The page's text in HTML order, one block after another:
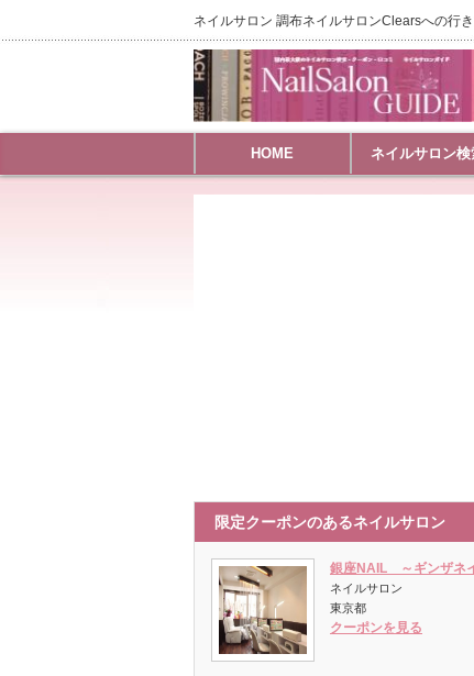
ネイルサロン 調布ネイルサロンClearsへの行
HOME ネイルサロン検
限定クーポンのあるネイルサロン
銀座NAIL ～ギンザネ
ネイルサロン
東京都
クーポンを見る